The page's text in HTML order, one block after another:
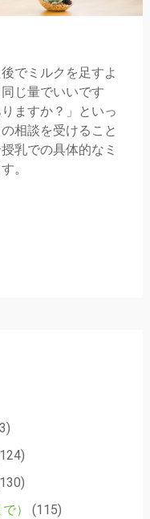
でミルクを足すよ
じ量でいいです
ますか？」といっ
相談を受けること
乳での具体的なミ
。
）
(115)